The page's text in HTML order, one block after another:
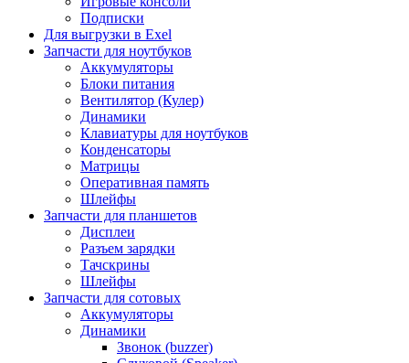
Подписки
Для выгрузки в Exel
Запчасти для ноутбуков
Аккумуляторы
Блоки питания
Вентилятор (Кулер)
Динамики
Клавиатуры для ноутбуков
Конденсаторы
Матрицы
Оперативная память
Шлейфы
Запчасти для планшетов
Дисплеи
Разъем зарядки
Тачскрины
Шлейфы
Запчасти для сотовых
Аккумуляторы
Динамики
Звонок (buzzer)